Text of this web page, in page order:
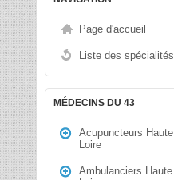
Page d'accueil
Liste des spécialités
MÉDECINS DU 43
Acupuncteurs Haute
Loire
Ambulanciers Haute